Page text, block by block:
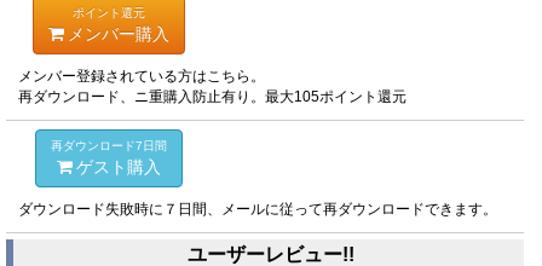
ポイント還元
メンバー購入
メンバー登録されている方はこちら。
再ダウンロード、ニ重購入防止有り。最大105ポイント還元
再ダウンロード7日間
ゲスト購入
ダウンロード失敗時に７日間、メールに従って再ダウンロードできます。
ユーザーレビュー!!